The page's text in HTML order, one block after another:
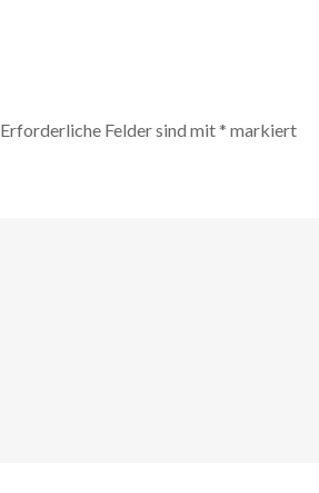
Erforderliche Felder sind mit* markiert